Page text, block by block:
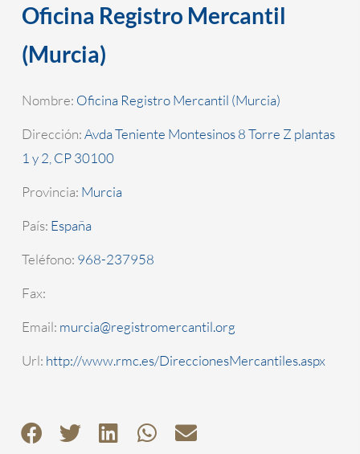
Oficina Registro Mercantil
(Murcia)
Nombre: Oficina Registro Mercantil (Murcia)
Dirección:Avda Teniente Montesinos 8 Torre Z plantas
1 y 2, CP 30100
Provincia: Murcia
País: España
Teléfono: 968-237958
Fax:
Email: murcia@registromercantil.org
Url: http://www.rmc.es/DireccionesMercantiles.aspx